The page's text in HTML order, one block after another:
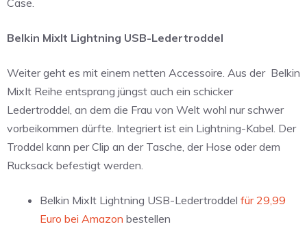
Case.
Belkin MixIt Lightning USB-Ledertroddel
Weiter geht es mit einem netten Accessoire. Aus der Belkin
MixIt Reihe entsprang jüngst auch ein schicker
Ledertroddel, an dem die Frau von Welt wohl nur schwer
vorbeikommen dürfte. Integriert ist ein Lightning-Kabel. Der
Troddel kann per Clip an der Tasche, der Hose oder dem
Rucksack befestigt werden.
Belkin MixIt Lightning USB-Ledertroddel für 29,99
Euro bei Amazon bestellen